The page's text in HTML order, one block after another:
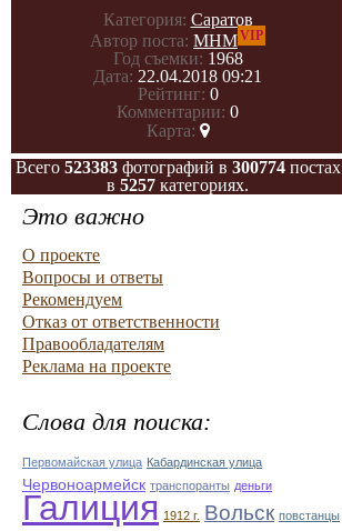
Категория: Саратов
Автор поста: МНМVIP
Год съемки: 1968
Дата: 22.04.2018 09:21
Рейтинг: 0
Комментарии: 0
Карта:
Всего 523383фотографий в 300774постах
в 5257 категориях.
Это важно
О проекте
Вопросы и ответы
Рекомендуем
Отказ от ответственности
Правообладателям
Реклама на проекте
Слова для поиска:
Первомайская улица Кабардинская улица
Червоноармейск транспоранты деньги
Галиция 1912 г. Вольск повстанцы